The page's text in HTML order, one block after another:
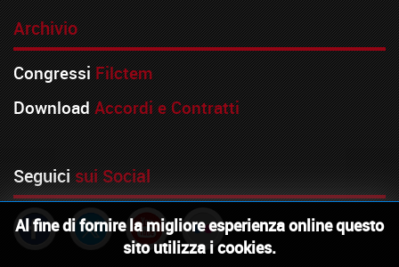
Al fine di fornire la migliore esperienza online questo
sito utilizza i cookies.
Archivio
Congressi Filctem
Download Accordi e Contratti
Seguicisui Social